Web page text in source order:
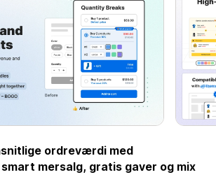
ordreværdi med
mersalg, gratis gaver og mix